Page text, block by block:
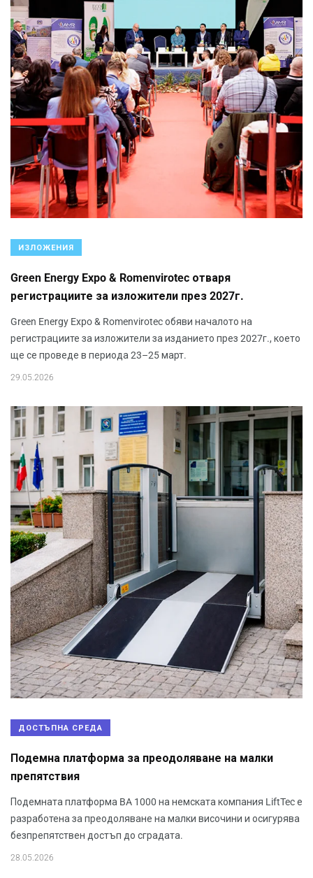
ИЗЛОЖЕНИЯ
Green Energy Expo & Romenvirotec отваря
регистрациите за изложители през 2027г.
Green Energy Expo & Romenvirotec обяви началото на
регистрациите за изложители за изданието през 2027г., което
ще се проведе в периода 23–25 март.
29.05.2026
ДОСТЪПНА СРЕДА
Подемна платформа за преодоляване на малки
препятствия
Подемната платформа BA 1000 на немската компания LiftTec е
разработена за преодоляване на малки височини и осигурява
безпрепятствен достъп до сградата.
28.05.2026